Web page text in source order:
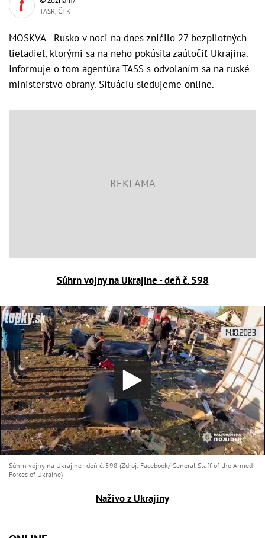
TASR, ČTK
MOSKVA - Rusko v noci na dnes zničilo 27 bezpilotných
lietadiel, ktorými sa na neho pokúsila zaútočiť Ukrajina.
Informuje o tom agentúra TASS s odvolaním sa na ruské
ministerstvo obrany. Situáciu sledujeme online.
Súhrn vojny na Ukrajine - deň č. 598
Súhrn vojny na Ukrajine - deň č. 598 (Zdroj: Facebook/ General Staff of the Armed
Forces of Ukraine)
Naživo z Ukrajiny